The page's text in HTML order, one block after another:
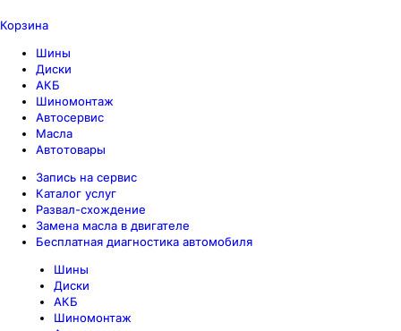
Корзина
Шины
Диски
АКБ
Шиномонтаж
Автосервис
Масла
Автотовары
Запись на сервис
Каталог услуг
Развал-схождение
Замена масла в двигателе
Бесплатная диагностика автомобиля
Шины
Диски
АКБ
Шиномонтаж